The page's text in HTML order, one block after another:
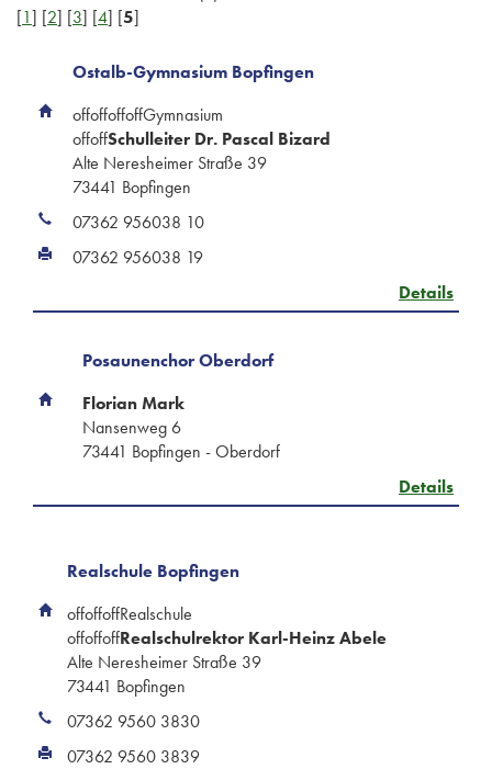
[1] [2] [3] [4] [5]
Ostalb-Gymnasium Bopfingen
offoffoffoffGymnasium
offoffSchulleiter Dr. Pascal Bizard
Alte Neresheimer Straße 39
73441 Bopfingen
07362 956038 10
07362 956038 19
Details
Posaunenchor Oberdorf
Florian Mark
Nansenweg 6
73441 Bopfingen - Oberdorf
Details
Realschule Bopfingen
offoffoffRealschule
offoffoffRealschulrektor Karl-Heinz Abele
Alte Neresheimer Straße 39
73441 Bopfingen
07362 9560 3830
07362 9560 3839